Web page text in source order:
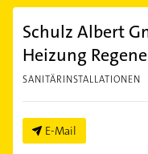
Schulz Albert
Heizung
SANITÄRINSTALLATIONEN
E-Mail